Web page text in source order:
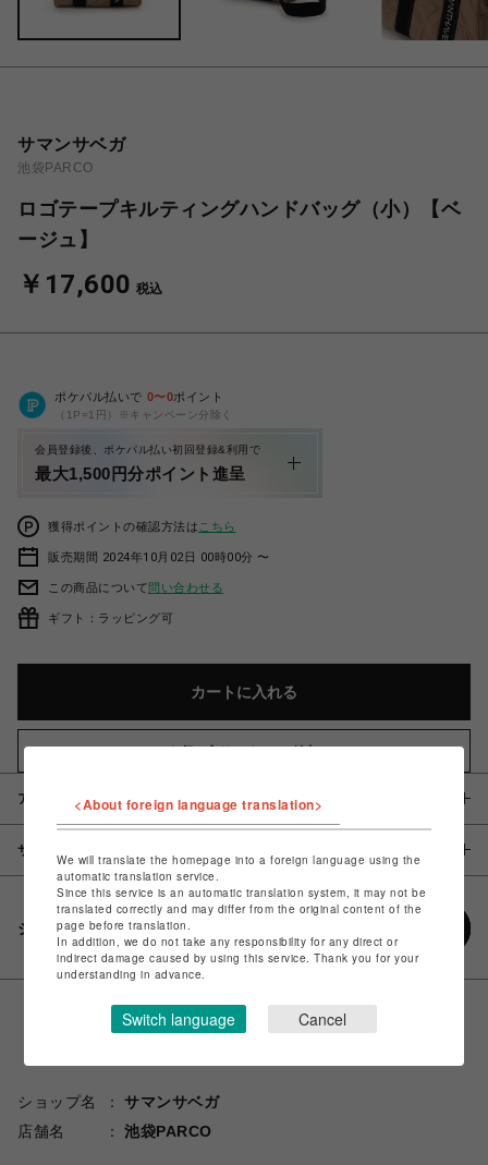
サマンサベガ
池袋PARCO
ロゴテープキルティングハンドバッグ（小）【ベ
ージュ】
￥17,600 税込
ポケパル払いで 0〜0ポイント
（1P=1円）※キャンペーン分除く
会員登録後、ポケパル払い初回登録&利用で
最大1,500円分ポイント進呈
獲得ポイントの確認方法は こちら
販売期間 2024年10月02日 00時00分 〜
この商品について問い合わせる
ギフト：ラッピング可
カートに入れる
お気に入りアイテムに追加
アイテム説明 / 素材
サイズ
シェアする
ショップ名
サマンサベガ
店舗名
池袋PARCO
<About foreign language translation>
We will translate the homepage into a foreign language using the
automatic translation service.
Since this service is an automatic translation system, it may not be
translated correctly and may differ from the original content of the
page before translation.
In addition, we do not take any responsibility for any direct or
indirect damage caused by using this service. Thank you for your
understanding in advance.
Switch language Cancel